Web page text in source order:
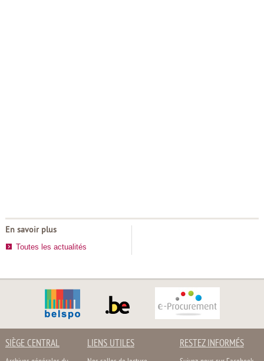
En savoir plus
Toutes les actualités
SIÈGE CENTRAL LIENS UTILES RESTEZ INFORMÉS